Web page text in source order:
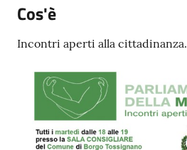
Tutti
gli
Cos'è
Incontri aperti alla cittadinanza.